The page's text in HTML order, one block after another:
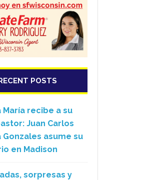
POSTS
María recibe a su
Juan Carlos
Gonzales asume su
en Madison
sorpresas y